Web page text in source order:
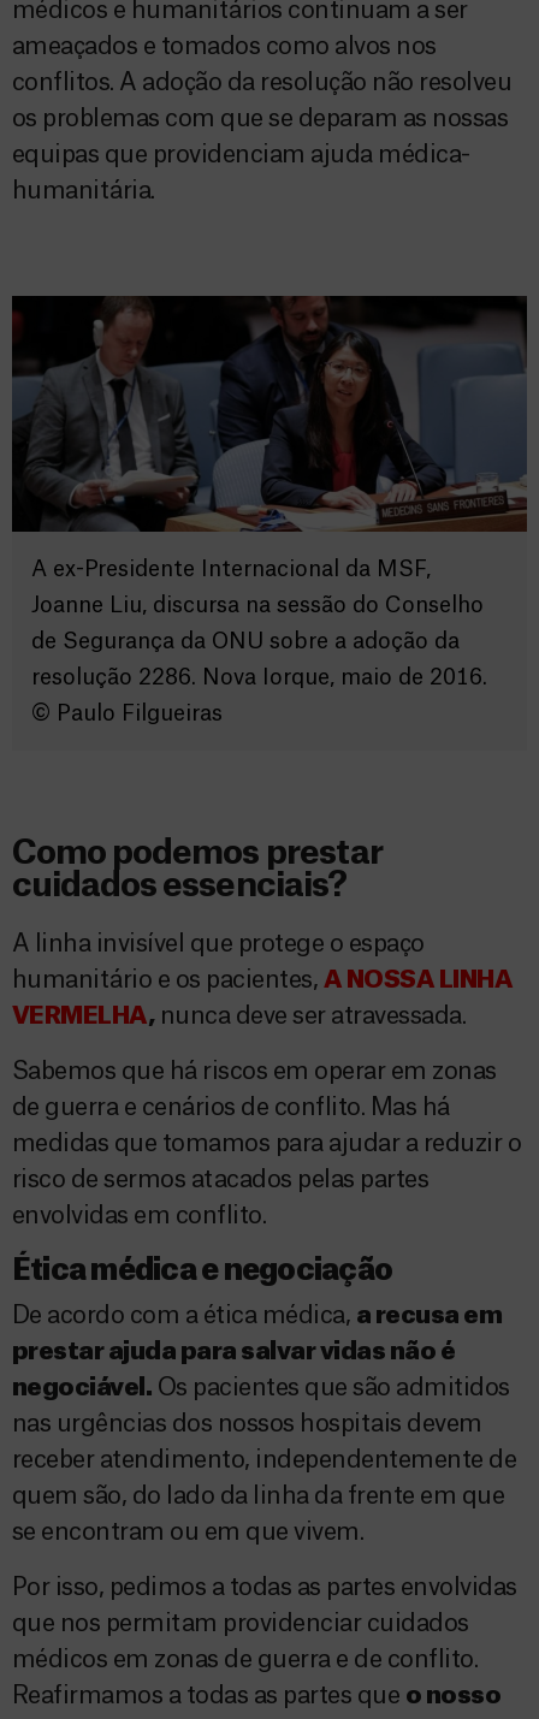
médicos e humanitários continuam a ser
ameaçados e tomados como alvos nos
conflitos. A adoção da resolução não resolveu
os problemas com que se deparam as nossas
equipas que providenciam ajuda médica-
humanitária.
A ex-Presidente Internacional da MSF,
Joanne Liu, discursa na sessão do Conselho
de Segurança da ONU sobre a adoção da
resolução 2286. Nova Iorque, maio de 2016.
©️ Paulo Filgueiras
Como podemos prestar
cuidados essenciais?
A linha invisível que protege o espaço
humanitário e os pacientes, A NOSSA LINHA
VERMELHA, nunca deve ser atravessada.
Sabemos que há riscos em operar em zonas
de guerra e cenários de conflito. Mas há
medidas que tomamos para ajudar a reduzir o
risco de sermos atacados pelas partes
envolvidas em conflito.
Ética médica e negociação
De acordo com a ética médica, a recusa em
prestar ajuda para salvar vidas não é
negociável. Os pacientes que são admitidos
nas urgências dos nossos hospitais devem
receber atendimento, independentemente de
quem são, do lado da linha da frente em que
se encontram ou em que vivem.
Por isso, pedimos a todas as partes envolvidas
que nos permitam providenciar cuidados
médicos em zonas de guerra e de conflito.
Reafirmamos a todas as partes que o nosso